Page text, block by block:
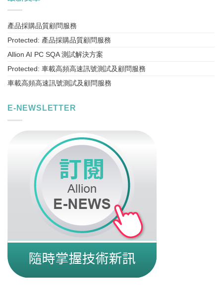
產品採購品質顧問服務
Protected: 產品採購品質顧問服務
Allion AI PC SQA 測試解決方案
Protected: 車載高頻高速訊號測試及顧問服務
車載高頻高速訊號測試及顧問服務
E-NEWSLETTER